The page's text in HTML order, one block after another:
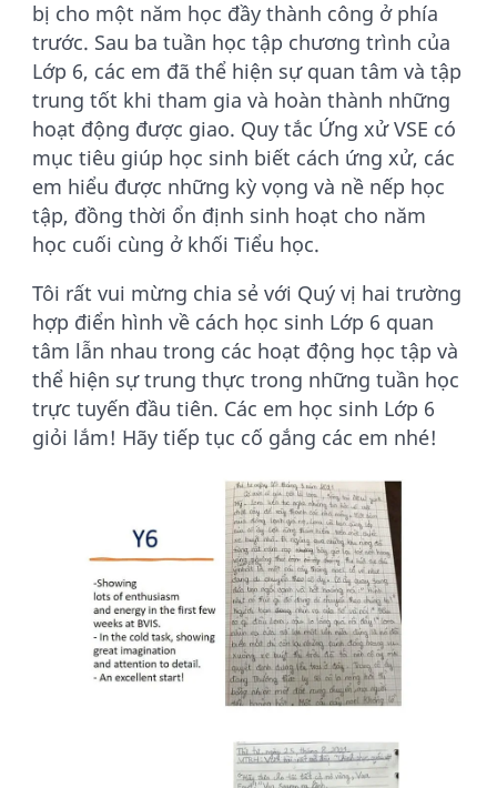
bị cho một năm học đầy thành công ở phía
trước. Sau ba tuần học tập chương trình của
Lớp 6, các em đã thể hiện sự quan tâm và tập
trung tốt khi tham gia và hoàn thành những
hoạt động được giao. Quy tắc Ứng xử VSE có
mục tiêu giúp học sinh biết cách ứng xử, các
em hiểu được những kỳ vọng và nề nếp học
tập, đồng thời ổn định sinh hoạt cho năm
học cuối cùng ở khối Tiểu học.
Tôi rất vui mừng chia sẻ với Quý vị hai trường
hợp điển hình về cách học sinh Lớp 6 quan
tâm lẫn nhau trong các hoạt động học tập và
thể hiện sự trung thực trong những tuần học
trực tuyến đầu tiên. Các em học sinh Lớp 6
giỏi lắm! Hãy tiếp tục cố gắng các em nhé!